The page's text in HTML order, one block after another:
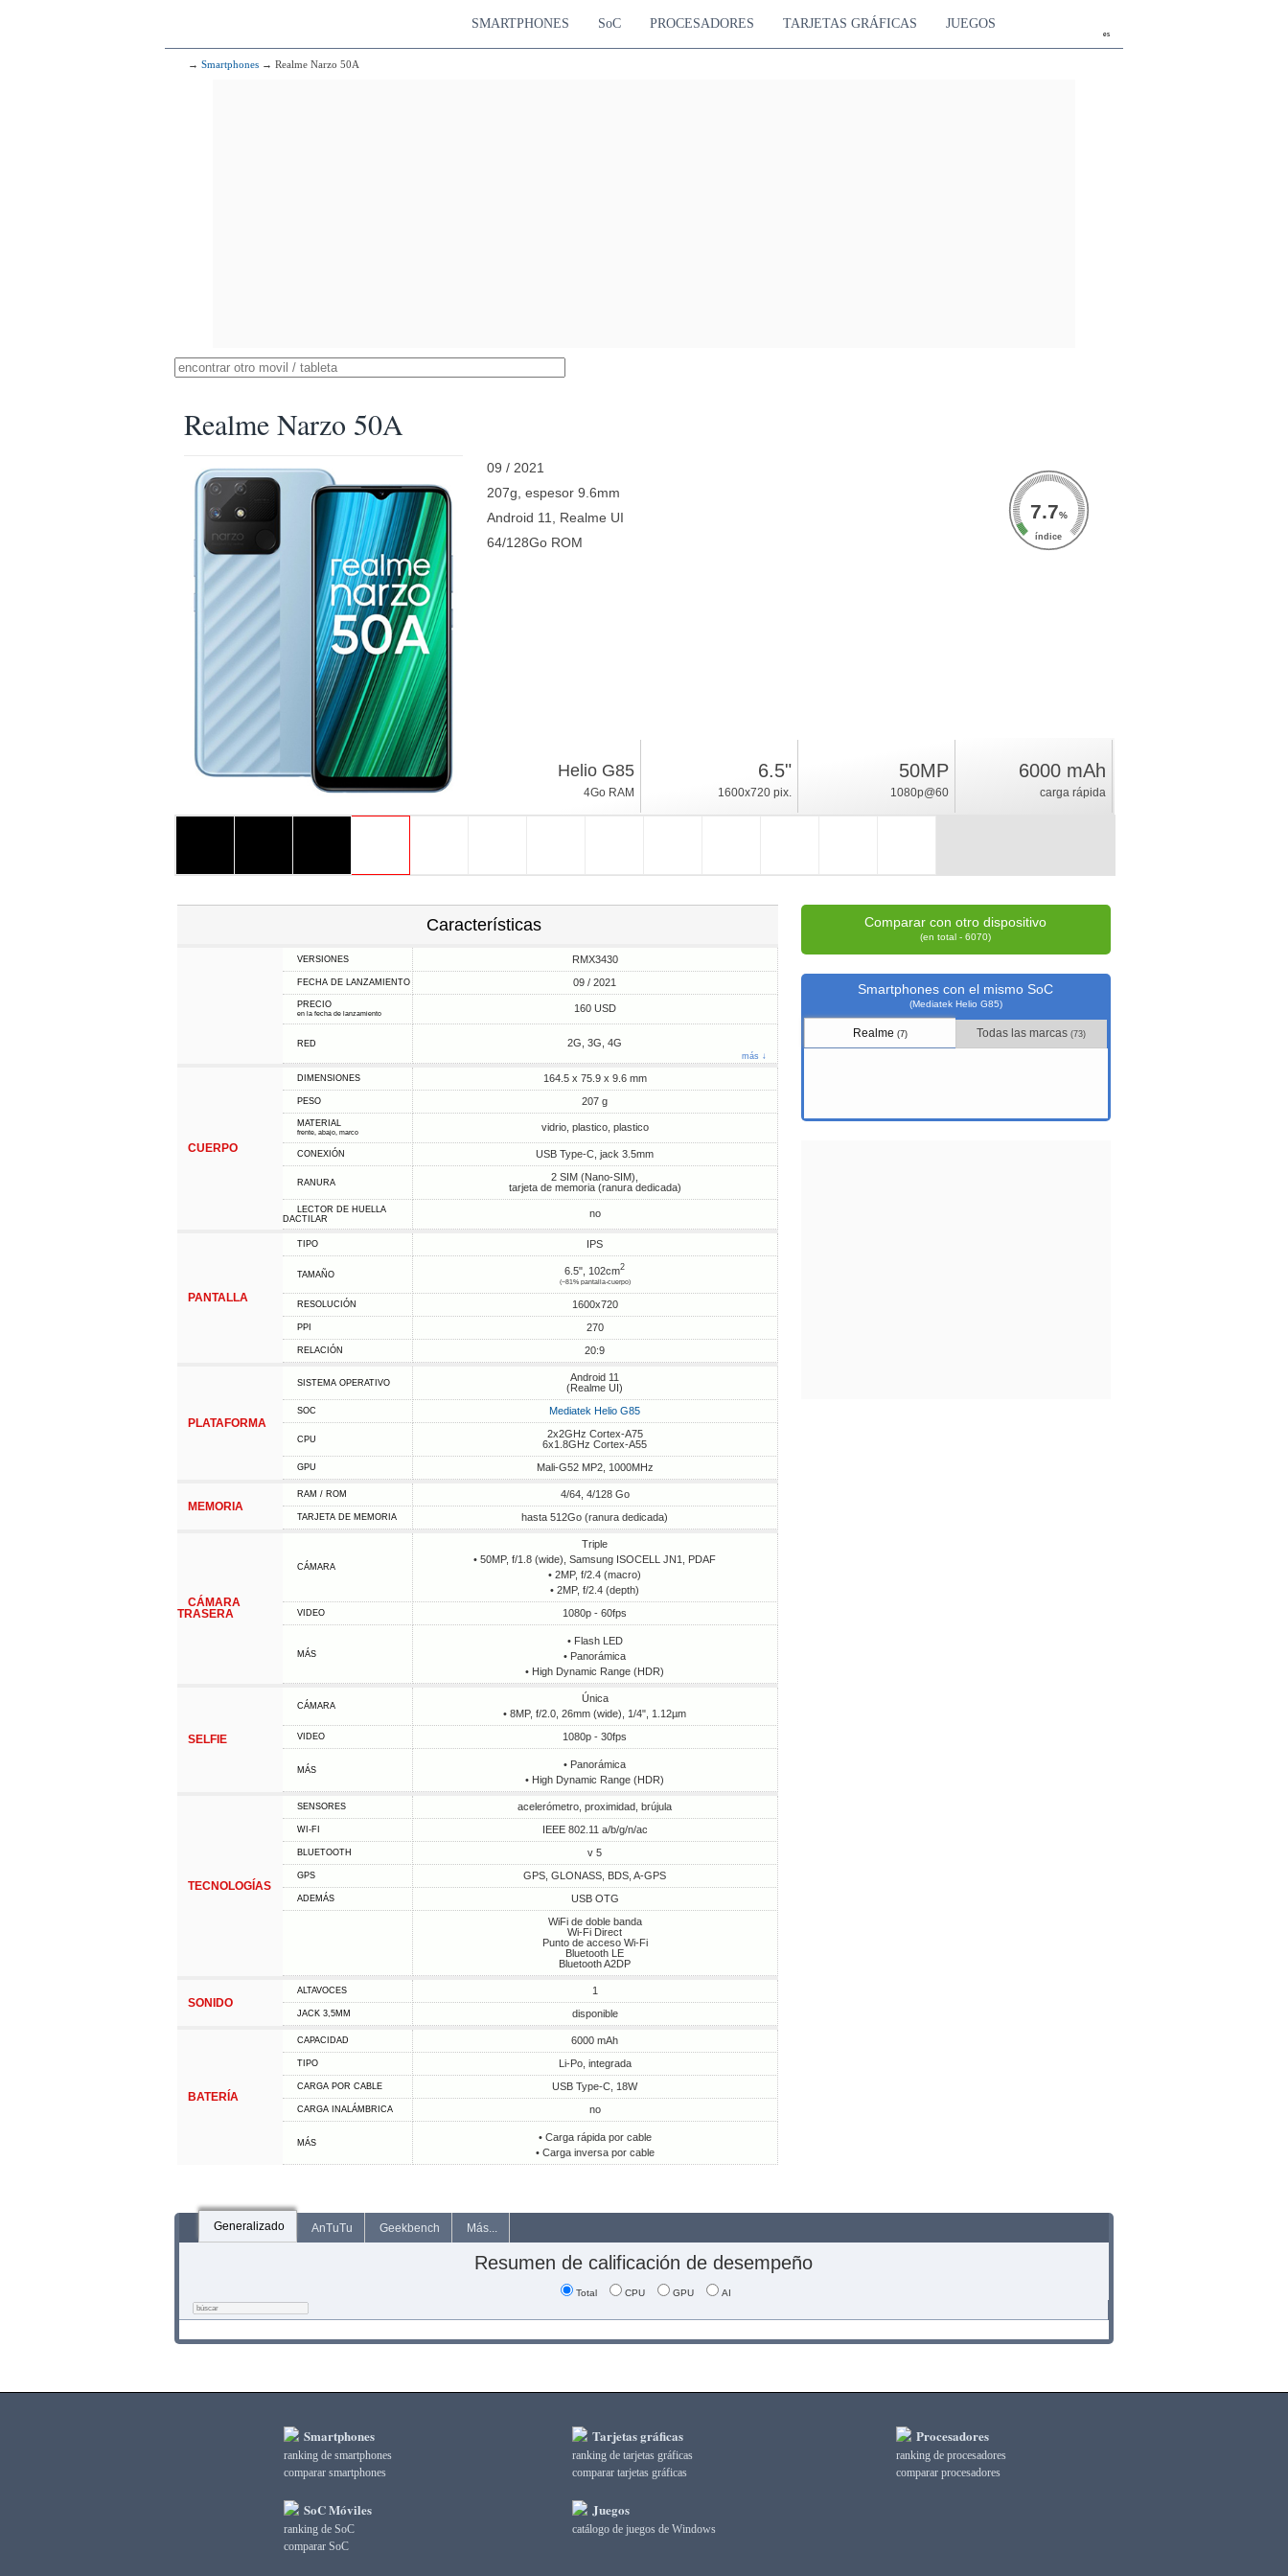
es
SMARTPHONES SoC PROCESADORES TARJETAS GRÁFICAS JUEGOS
→ Smartphones → Realme Narzo 50A
Realme Narzo 50A
09 / 2021
207g, espesor 9.6mm
Android 11, Realme UI
64/128Go ROM
7.7%
índice
Helio G85
4Go RAM
6.5"
1600x720 pix.
50MP
1080p@60
6000 mAh
carga rápida
Características
VERSIONES RMX3430
FECHA DE LANZAMIENTO 09 / 2021
PRECIO
en la fecha de lanzamiento 160 USD
RED 2G, 3G, 4G
más ↓
CUERPO
DIMENSIONES 164.5 x 75.9 x 9.6 mm
PESO 207 g
MATERIAL
frente, abajo, marco vidrio, plastico, plastico
CONEXIÓN USB Type-C, jack 3.5mm
RANURA
2 SIM (Nano-SIM),
tarjeta de memoria (ranura dedicada)
LECTOR DE HUELLA
DACTILAR
no
PANTALLA
TIPO IPS
TAMAÑO 6.5", 102cm2
(~81% pantalla-cuerpo)
RESOLUCIÓN 1600x720
PPI 270
RELACIÓN 20:9
PLATAFORMA
SISTEMA OPERATIVO
Android 11
(Realme UI)
SOC Mediatek Helio G85
CPU
2x2GHz Cortex-A75
6x1.8GHz Cortex-A55
GPU Mali-G52 MP2, 1000MHz
MEMORIA
RAM / ROM 4/64, 4/128 Go
TARJETA DE MEMORIA hasta 512Go (ranura dedicada)
CÁMARA
TRASERA
CÁMARA
Triple
• 50MP, f/1.8 (wide), Samsung ISOCELL JN1, PDAF
• 2MP, f/2.4 (macro)
• 2MP, f/2.4 (depth)
VIDEO 1080p - 60fps
MÁS
• Flash LED
• Panorámica
• High Dynamic Range (HDR)
SELFIE
CÁMARA
Única
• 8MP, f/2.0, 26mm (wide), 1/4", 1.12µm
VIDEO 1080p - 30fps
MÁS
• Panorámica
• High Dynamic Range (HDR)
TECNOLOGÍAS
SENSORES acelerómetro, proximidad, brújula
WI-FI IEEE 802.11 a/b/g/n/ac
BLUETOOTH v 5
GPS GPS, GLONASS, BDS, A-GPS
ADEMÁS
USB OTG
WiFi de doble banda
Wi-Fi Direct
Punto de acceso Wi-Fi
Bluetooth LE
Bluetooth A2DP
SONIDO
ALTAVOCES 1
JACK 3,5MM disponible
BATERÍA
CAPACIDAD 6000 mAh
TIPO Li-Po, integrada
CARGA POR CABLE USB Type-C, 18W
CARGA INALÁMBRICA no
MÁS
• Carga rápida por cable
• Carga inversa por cable
Comparar con otro dispositivo
(en total - 6070)
Smartphones con el mismo SoC
(Mediatek Helio G85)
Realme (7) Todas las marcas(73)
Generalizado AnTuTu Geekbench Más...
Resumen de calificación de desempeño
Total CPU GPU AI
Smartphones
ranking de smartphones
comparar smartphones
SoC Móviles
ranking de SoC
comparar SoC
Tarjetas gráficas
ranking de tarjetas gráficas
comparar tarjetas gráficas
Juegos
catálogo de juegos de Windows
Procesadores
ranking de procesadores
comparar procesadores